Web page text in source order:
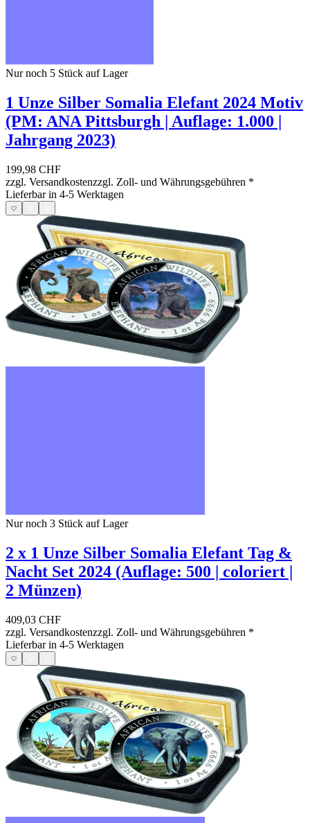
Nur noch 5 Stück auf Lager
1 Unze Silber Somalia Elefant 2024 Motiv
(PM: ANA Pittsburgh | Auflage: 1.000 |
Jahrgang 2023)
199,98 CHF
zzgl. Versandkostenzzgl. Zoll- und Währungsgebühren *
Lieferbar in 4-5 Werktagen
Nur noch 3 Stück auf Lager
2 x 1 Unze Silber Somalia Elefant Tag &
Nacht Set 2024 (Auflage: 500 | coloriert |
2 Münzen)
409,03 CHF
zzgl. Versandkostenzzgl. Zoll- und Währungsgebühren *
Lieferbar in 4-5 Werktagen